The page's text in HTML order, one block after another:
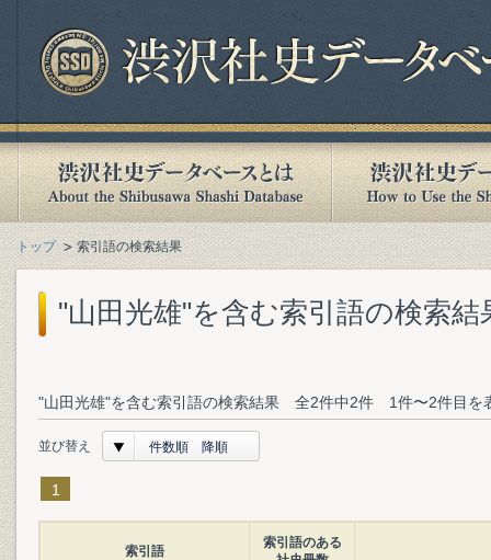
トップ 索引語の検索結果
"山田光雄"を含む索引語の検索結
"山田光雄"を含む索引語の検索結果 全2件中2件 1件〜2件目を
並び替え 件数順 降順
1
索引語
索引語のある